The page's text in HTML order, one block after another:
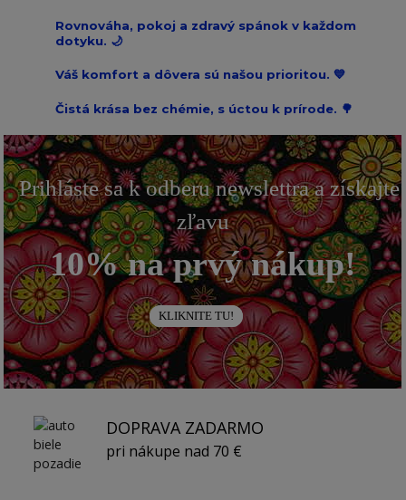
Rovnováha, pokoj a zdravý spánok v každom
dotyku. 🌙
Váš komfort a dôvera sú našou prioritou. 💙
Čistá krása bez chémie, s úctou k prírode. 🌳
Prihláste sa k odberu newslettra a získajte
zľavu
10% na prvý nákup!
KLIKNITE TU!
DOPRAVA ZADARMO
pri nákupe nad 70 €